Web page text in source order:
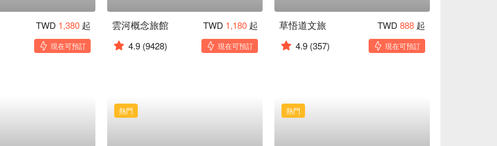
TWD 1,380 起
現在可預訂
雲河概念旅館 TWD 1,180 起
4.9 (9428) 現在可預訂
草悟道文旅 TWD 888 起
4.9 (357) 現在可預訂
熱門 熱門